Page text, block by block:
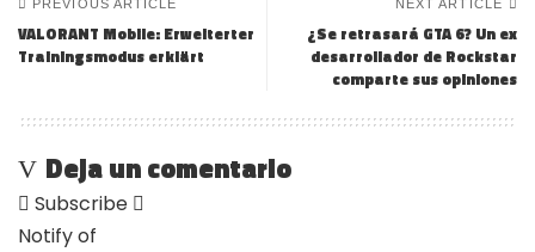
PREVIOUS ARTICLE
VALORANT Mobile: Erweiterter
Trainingsmodus erklärt
NEXT ARTICLE
¿Se retrasará GTA 6? Un ex
desarrollador de Rockstar
comparte sus opiniones
Deja un comentario
Subscribe
Notify of